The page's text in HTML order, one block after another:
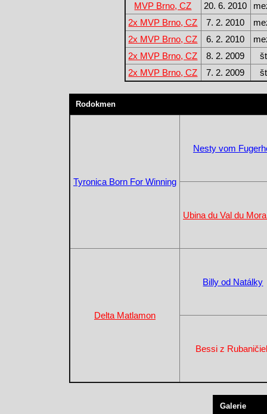
MVP Brno, CZ
20. 6. 2010
2x MVP Brno, CZ
7. 2. 2010
2x MVP Brno, CZ
6. 2. 2010
2x MVP Brno, CZ
8. 2. 2009
2x MVP Brno, CZ
7. 2. 2009
Rodokmen
Tyronica Born For Winning
Nesty vom
Ubina du Val du
Delta Matlamon
Billy od Natálky
Bessi z
Galerie